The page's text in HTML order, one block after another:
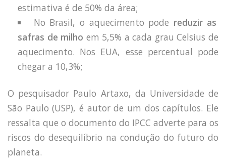
estimativa é de 50% da área;
No Brasil, o aquecimento pode reduzir as
safras de milho em 5,5% a cada grau Celsius de
aquecimento. Nos EUA, esse percentual pode
chegar a 10,3%;
O pesquisador Paulo Artaxo, da Universidade de
São Paulo (USP), é autor de um dos capítulos. Ele
ressalta que o documento do IPCC adverte para os
riscos do desequilíbrio na condução do futuro do
planeta.